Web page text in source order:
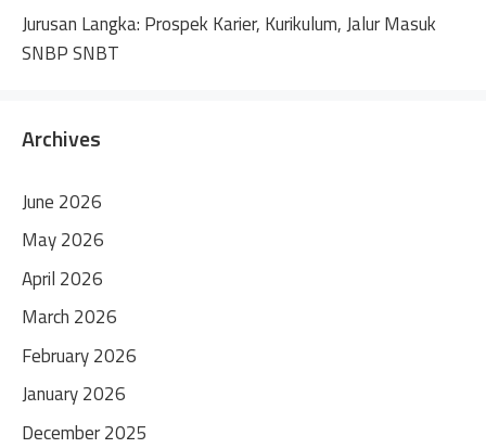
Jurusan Langka: Prospek Karier, Kurikulum, Jalur Masuk
SNBP SNBT
Archives
June 2026
May 2026
April 2026
March 2026
February 2026
January 2026
December 2025